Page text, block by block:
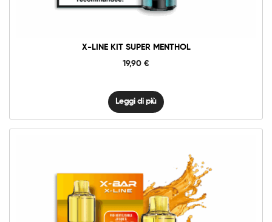
X-LINE KIT SUPER MENTHOL
19,90 €
Leggi di più